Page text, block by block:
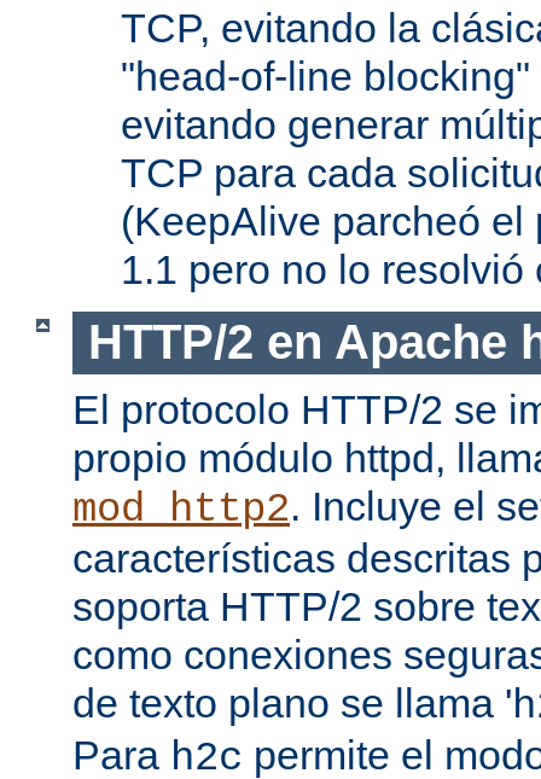
TCP, evitando la
"head-of-line
evitando generar
TCP para cada
(KeepAlive parcheó el
1.1 pero no lo resolvió
HTTP/2 en Apache
El protocolo HTTP/2 se
propio módulo httpd,
mod_http2. Incluye el
características descritas
soporta HTTP/2 sobre
como conexiones
de texto plano se llama '
Para h2c permite el